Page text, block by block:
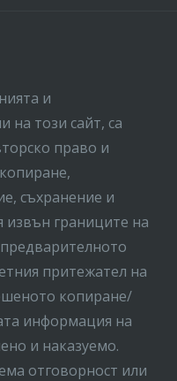
и
на този сайт, са
право и
съхранение и
извън границите на
притежател на
копиране/
информация на
и наказуемо.
отговорност или